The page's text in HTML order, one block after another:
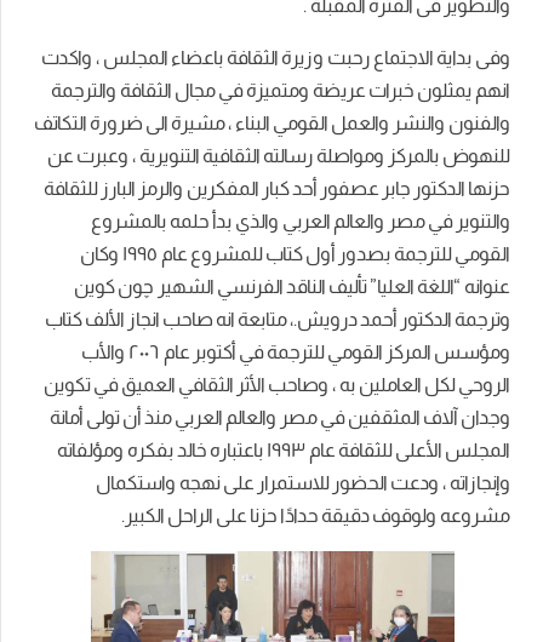
والتطوير فى الفترة المقبلة .
وفى بداية الاجتماع رحبت وزيرة الثقافة باعضاء المجلس ، واكدت
انهم يمثلون خبرات عريضة ومتميزة في مجال الثقافة والترجمة
والفنون والنشر والعمل القومي البناء ، مشيرة الى ضرورة التكاتف
للنهوض بالمركز ومواصلة رسالته الثقافية التنويرية ، وعبرت عن
حزنها الدكتور جابر عصفور أحد كبار المفكرين والرمز البارز للثقافة
والتنوير في مصر والعالم العربي والذي بدأ حلمه بالمشروع
القومي للترجمة بصدور أول كتاب للمشروع عام ١٩٩٥ وكان
عنوانه “اللغة العليا” تأليف الناقد الفرنسي الشهير چون كوين
وترجمة الدكتور أحمد درويش.، متابعة انه صاحب انجاز الألف كتاب
ومؤسس المركز القومي للترجمة في أكتوبر عام ٢٠٠٦ والأب
الروحي لكل العاملين به ، وصاحب الأثر الثقافي العميق في تكوين
وجدان آلاف المثقفين في مصر والعالم العربي منذ أن تولى أمانة
المجلس الأعلى للثقافة عام ١٩٩٣ باعتباره خالد بفكره ومؤلفاته
وإنجازاته ، ودعت الحضور للاستمرار على نهجه واستكمال
مشروعه ولوقوف دقيقة حدادًا حزنا على الراحل الكبير.